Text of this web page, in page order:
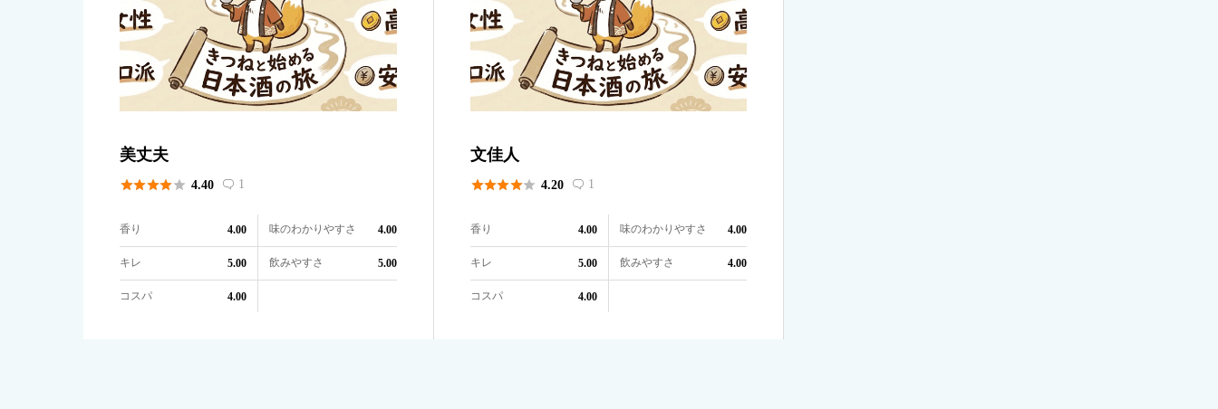
美丈夫
 4.40  1
香り 4.00 味のわかりやすさ 4.00
キレ 5.00 飲みやすさ 5.00
コスパ 4.00
文佳人
 4.20  1
香り 4.00 味のわかりやすさ 4.00
キレ 5.00 飲みやすさ 4.00
コスパ 4.00